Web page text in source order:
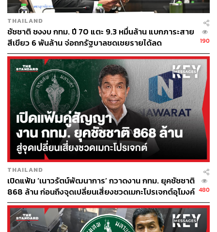
THAILAND
ชัชชาติ ชงงบ กทม. ปี 70 แตะ 9.3 หมื่นล้าน แบกภาระสาย
สีเขียว 6 พันล้าน จ่อถกรัฐบาลชดเชยรายได้ลด
190
THAILAND
เปิดแฟ้ม ‘เนาวรัตน์พัฒนาการ’ กวาดงาน กทม. ยุคชัชชาติ
868 ล้าน ก่อนถึงจุดเปลี่ยนเสี่ยงชวดเมกะโปรเจกต์อุโมงค์
หนองบอน
480